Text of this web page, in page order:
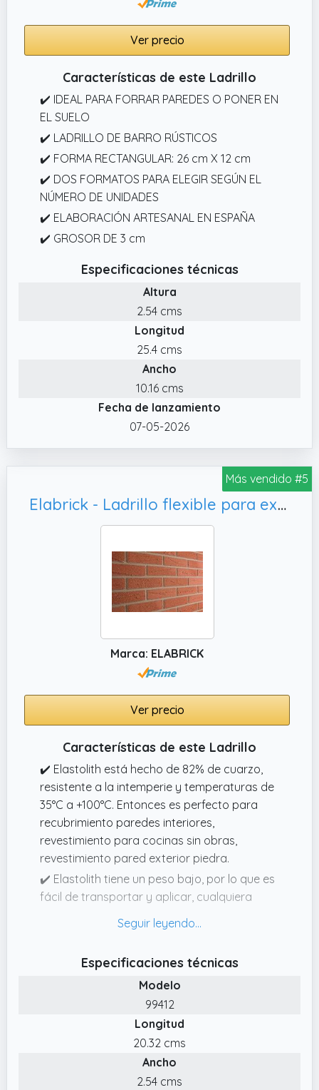
Ver precio
Características de este Ladrillo
✔️ IDEAL PARA FORRAR PAREDES O PONER EN
EL SUELO
✔️ LADRILLO DE BARRO RÚSTICOS
✔️ FORMA RECTANGULAR: 26 cm X 12 cm
✔️ DOS FORMATOS PARA ELEGIR SEGÚN EL
NÚMERO DE UNIDADES
✔️ ELABORACIÓN ARTESANAL EN ESPAÑA
✔️ GROSOR DE 3 cm
Especificaciones técnicas
Altura
2.54 cms
Longitud
25.4 cms
Ancho
10.16 cms
Fecha de lanzamiento
07-05-2026
Más vendido #5
Elabrick - Ladrillo flexible para exteriores y interiores, decoración hogar
Marca: ELABRICK
Ver precio
Características de este Ladrillo
✔️ Elastolith está hecho de 82% de cuarzo,
resistente a la intemperie y temperaturas de
35°C a +100°C. Entonces es perfecto para
recubrimiento paredes interiores,
revestimiento para cocinas sin obras,
revestimiento pared exterior piedra.
✔️ Elastolith tiene un peso bajo, por lo que es
fácil de transportar y aplicar, cualquiera
puede utilizar tanto en interiores como en
✔️ Elastolith se puede aplicar a cualquier
superficie limpia, seca y plana. Elastolith no
se puede aplicar a superficies de madera,
sucias, bituminosas, lisas o húmedas.
✔️ Elastolith es una gama de ladrillos flexibles
que reproducen fielmente el ladrillo cara
vista o ladrillo obra vista, pero con un
Especificaciones técnicas
Modelo
99412
Longitud
20.32 cms
Ancho
2.54 cms